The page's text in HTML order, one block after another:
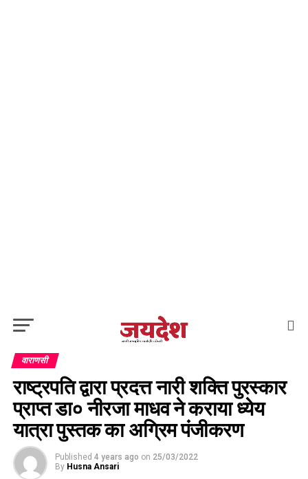
वाराणसी
राष्ट्रपति द्वारा प्रदत्त नारी शक्ति पुरस्कार
प्राप्त डा० नीरजा माधव ने कराया ध्येय
यात्रा पुस्तक का अग्रिम पंजीकरण
Published 4 years ago on 25/03/2022
By Husna Ansari